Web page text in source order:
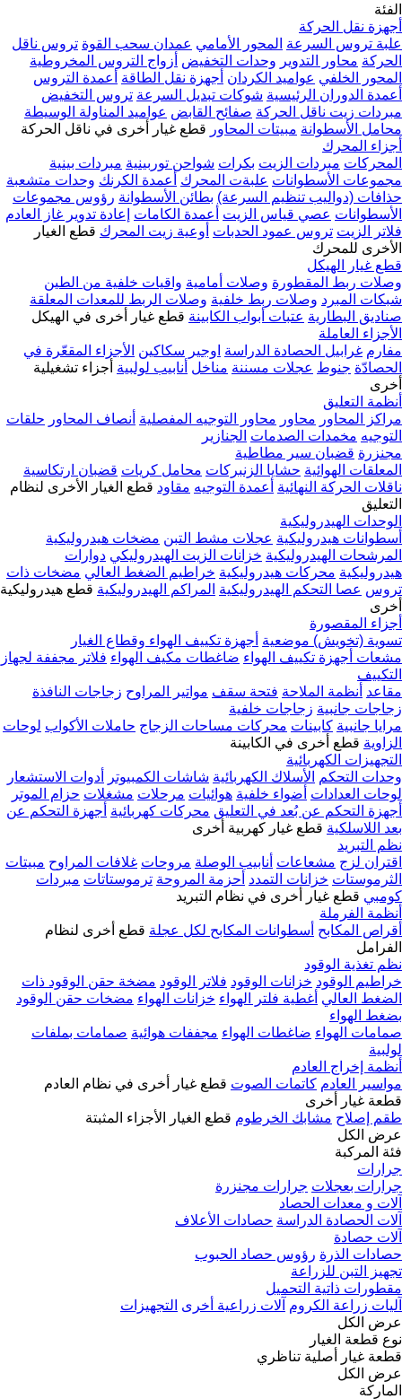
الفئة
أجهزة نقل الحركة
علبة تروس السرعة المحور الأمامي عمدان سحب القوة تروس ناقل
الحركة محاور التدوير وحدات التخفيض أزواج التروس المخروطية
المحور الخلفي عواميد الكردان أجهزة نقل الطاقة
أعمدة التروس
أعمدة الدوران الرئيسية شوكات تبديل السرعة تروس التخفيض
مبردات زيت ناقل الحركة صفائح القابض عواميد المناولة الوسيطة
محامل الأسطوانة مبيتات المحاور قطع غيار أخرى في ناقل الحركة
أجزاء المحرك
المحركات مبردات الزيت بكرات شواحن توربينية مبردات بينية
مجموعات الأسطوانات علبةت المحرك أعمدة الكرنك وحدات متشعبة
حذافات (دواليب تنظيم السرعة) بطائن الأسطوانة رؤوس مجموعات
الأسطوانات عصي قياس الزيت أعمدة الكامات
إعادة تدوير غاز العادم
فلاتر الزيت تروس عمود الحدبات أوعية زيت المحرك قطع الغيار
الأخرى للمحرك
قطع غيار الهيكل
وصلات ربط المقطورة وصلات أمامية واقيات خلفية من الطين
شبكات المبرد وصلات ربط خلفية وصلات الربط للمعدات المعلقة
صناديق البطارية عتبات أبواب الكابينة قطع غيار أخرى في الهيكل
الأجزاء العاملة
مفارم غرابيل الحصادة الدراسة اوجير سكاكين الأجزاء المقعّرة في
الحصادّة جنوط عجلات مسننة مناخل أنابيب لولبية أجزاء تشغيلية
أخرى
أنظمة التعليق
مراكز المحاور محاور محاور التوجيه المفصلية أنصاف المحاور حلقات
التوجيه مخمدات الصدمات الجنازير
مجنزرة قضبان سير مطاطية
المعلقات الهوائية حشايا الزنبركات محامل كريات قضبان ارتكاسية
ناقلات الحركة النهائية
أعمدة التوجيه مقاود قطع الغيار الأخرى لنظام
التعليق
الوحدات الهيدروليكية
أسطوانات هيدروليكية عجلات مشط التبن مضخات هيدروليكية
المرشحات الهيدروليكية خزانات الزيت الهيدروليكي دوارات
هيدروليكية محركات هيدروليكية خراطيم الضغط العالي مضخات ذات
تروس عصا التحكم الهيدروليكية المراكم الهيدروليكية قطع هيدروليكية
أخرى
أجزاء المقصورة
تسوية (تخويش) موضعية أجهزة تكييف الهواء وقطاع الغيار
مشعات أجهزة تكييف الهواء ضاغطات مكيف الهواء فلاتر مجففة لجهاز
التكييف
مقاعد أنظمة الملاحة فتحة سقف مواتير المراوح زجاجات النافذة
زجاجات جانبية زجاجات خلفية
مرايا جانبية كابينات محركات مساحات الزجاج حاملات الأكواب لوحات
الزاوية قطع أخرى في الكابينة
التجهيزات الكهربائية
وحدات التحكم
الأسلاك الكهربائية شاشات الكمبيوتر
أدوات الاستشعار
لوحات العدادات أضواء خلفية هوائيات مرحلات مشغلات حزام الموتر
أجهزة التحكم عن بُعد في التعليق محركات كهربائية أجهزة التحكم عن
بعد اللاسلكية قطع غيار كهربية أخرى
نظم التبريد
اقتران لزج مشعاعات أنابيب الوصلة مروحات غلافات المراوح مبيتات
الثرموستات خزانات التمدد أحزمة المروحة ترموستاتات مبردات
كومبي قطع غيار أخرى في نظام التبريد
أنظمة الفرملة
أقراص المكابح أسطوانات المكابح لكل عجلة قطع أخرى لنظام
الفرامل
نظم تغذية الوقود
خراطيم الوقود خزانات الوقود فلاتر الوقود مضخة حقن الوقود ذات
الضغط العالي أغطية فلتر الهواء خزانات الهواء مضخات حقن الوقود
بضغط الهواء
صمامات الهواء ضاغطات الهواء مجففات هوائية صمامات بملفات
لولبية
أنظمة إخراج العادم
مواسير العادم كاتمات الصوت قطع غيار أخرى في نظام العادم
قطعة غيار أخرى
طقم إصلاح مشابك الخرطوم قطع الغيار
الأجزاء المثبتة
عرض الكل
فئة المركبة
جرارات
جرارات بعجلات جرارات مجنزرة
آلات و معدات الحصاد
آلات الحصادة الدراسة حصادات الأعلاف
آلات حصادة
حصادات الذرة رؤوس حصاد الحبوب
تجهيز التبن للزراعة
مقطورات ذاتية التحميل
آليات زراعة الكروم آلات زراعية أخرى التجهيزات
عرض الكل
نوع قطعة الغيار
قطعة غيار أصلية تناظري
عرض الكل
الماركة